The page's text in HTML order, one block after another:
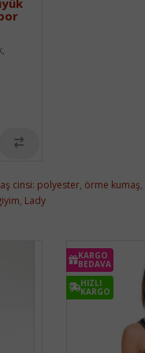
cinsi: polyester, örme kumaş,
, Lady
KARGO
BEDAVA
HIZLI
KARGO